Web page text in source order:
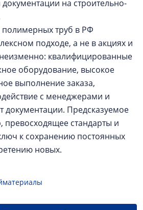
документации на строительно-
труб в РФ
подходе, а не в акциях и
квалифицированные
оборудование, высокое
выполнение заказа,
с менеджерами и
документации. Предсказуемое
превосходящее стандарты и
к сохранению постоянных
новых.